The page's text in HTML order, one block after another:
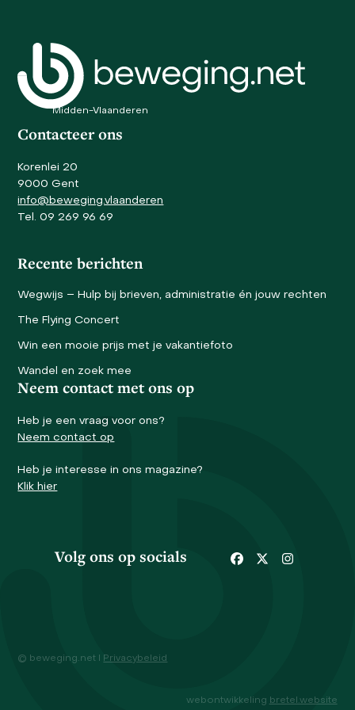
buttons
Midden-Vlaanderen
Contacteer ons
Korenlei 20
9000 Gent
info@beweging.vlaanderen
Tel. 09 269 96 69
Recente berichten
Wegwijs – Hulp bij brieven, administratie én jouw rechten
The Flying Concert
Win een mooie prijs met je vakantiefoto
Wandel en zoek mee
Neem contact met ons op
Heb je een vraag voor ons?
Neem contact op
Heb je interesse in ons magazine?
Klik hier
Volg ons op socials Facebook
TwitterInstagram
© beweging.net I Privacybeleid
webontwikkeling bretel.website